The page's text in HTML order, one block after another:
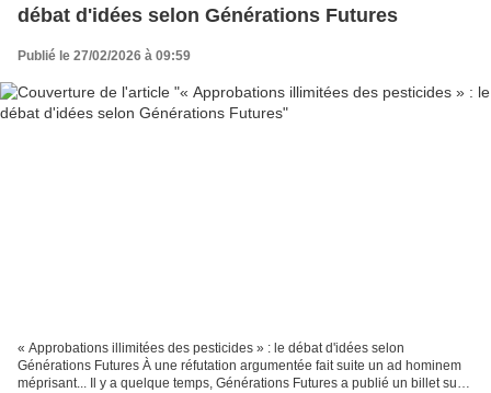
débat d'idées selon Générations Futures
Publié le 27/02/2026 à 09:59
« Approbations illimitées des pesticides » : le débat d'idées selon
Générations Futures À une réfutation argumentée fait suite un ad hominem
méprisant... Il y a quelque temps, Générations Futures a publié un billet sur